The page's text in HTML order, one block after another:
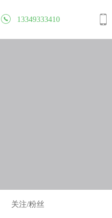
13349333410
关注/粉丝